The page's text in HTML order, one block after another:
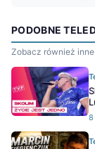
PODOBNE
Zobacz również
8